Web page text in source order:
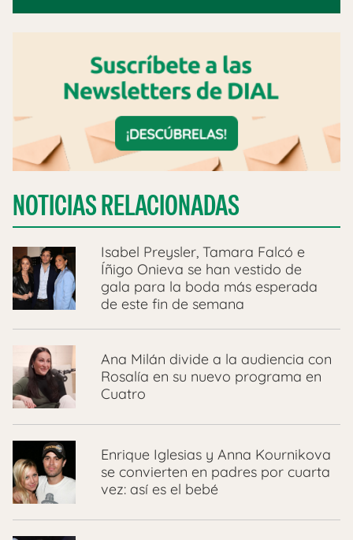
NOTICIAS RELACIONADAS
Isabel Preysler, Tamara Falcó e
Íñigo Onieva se han vestido de
gala para la boda más esperada
de este fin de semana
Ana Milán divide a la audiencia con
Rosalía en su nuevo programa en
Cuatro
Enrique Iglesias y Anna Kournikova
se convierten en padres por cuarta
vez: así es el bebé